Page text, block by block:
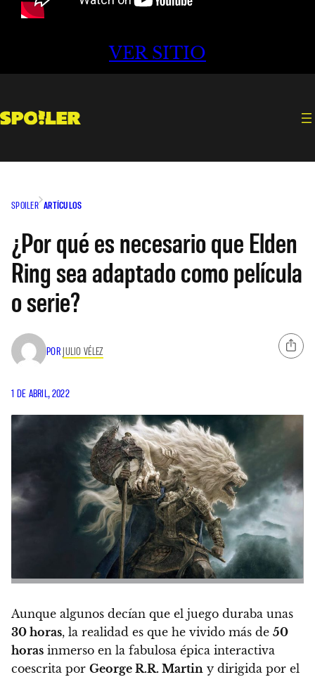
VER SITIO
SPOILER ARTÍCULOS
¿Por qué es necesario que Elden
Ring sea adaptado como película
o serie?
POR JULIO VÉLEZ
1 DE ABRIL, 2022
Aunque algunos decían que el juego duraba unas
30 horas, la realidad es que he vivido más de 50
horas inmerso en la fabulosa épica interactiva
coescrita por George R.R. Martin y dirigida por el